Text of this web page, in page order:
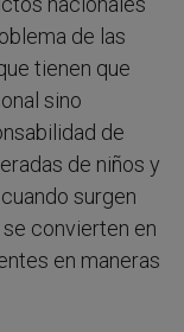
de las
tienen que
sino
de
de niños y
surgen
convierten en
en maneras